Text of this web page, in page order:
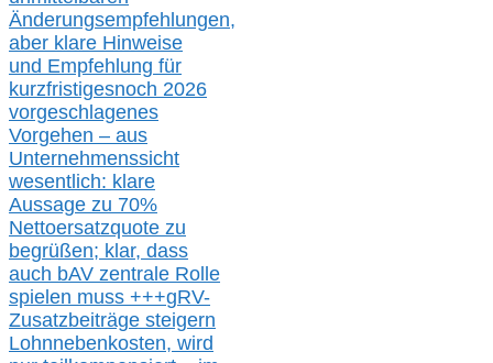
Änderungsempfehlungen,
aber klare Hinweise
und Empfehlung für
kurzfristigesnoch 2026
vorgeschlagenes
Vorgehen – aus
Unternehmenssicht
wesentlich: klare
Aussage zu 70%
Nettoersatzquote zu
begrüßen; klar, dass
auch bAV zentrale Rolle
spielen muss +++gRV-
Zusatzbeiträge steigern
Lohnnebenkosten, wird